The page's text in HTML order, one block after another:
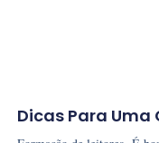
Dicas Para